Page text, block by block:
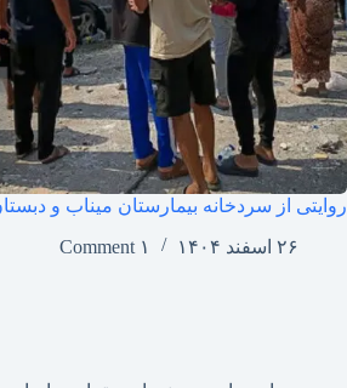
روایتی از سردخانه بیمارستان میناب و
۲۶ اسفند ۱۴۰۴
۱ Comment